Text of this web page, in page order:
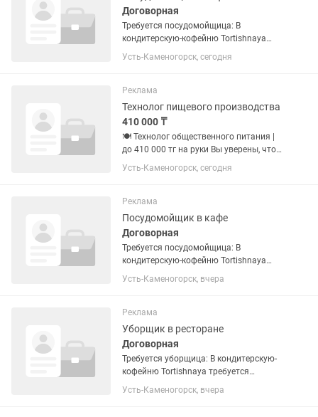
Договорная
Требуется посудомойщица: В
кондитерскую-кофейню Tortishnaya
требуется посудомойщица. Требуется
работоспособная,пунктуальная,чистоп
Требования : мытье посуды,помощь...
Усть-Каменогорск, сегодня
Реклама
Технолог пищевого производства
410 000 ₸
🍽️ Технолог общественного питания |
до 410 000 тг на руки Вы уверены, что
вкус начинается не со специй, а с
который не проходит мимо...
Усть-Каменогорск, сегодня
Реклама
Посудомойщик в кафе
Договорная
Требуется посудомойщица: В
кондитерскую-кофейню Tortishnaya
требуется посудомойщица. Требуется
работоспособная,пунктуальная,чистоп
Требования : мытье посуды,помощь...
Усть-Каменогорск, вчера
Реклама
Уборщик в ресторане
Договорная
Требуется уборщица: В кондитерскую-
кофейню Tortishnaya требуется
уборщица. Требуется
пунктуальная,чистоплотная,трудолюб
Усть-Каменогорск, вчера